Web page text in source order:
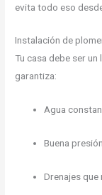
evita todo eso
Instalación de
Tu casa debe ser
garantiza:
Agua
Buena presión
Drenajes que